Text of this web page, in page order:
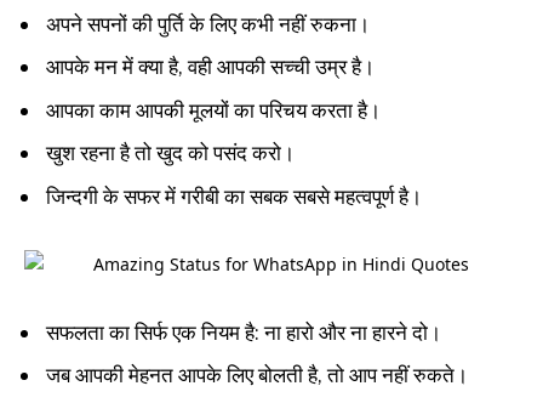
अपने सपनों की पुर्ति के लिए कभी नहीं रुकना।
आपके मन में क्या है, वही आपकी सच्ची उम्र है।
आपका काम आपकी मूलयों का परिचय करता है।
खुश रहना है तो खुद को पसंद करो।
जिन्दगी के सफर में गरीबी का सबक सबसे महत्वपूर्ण है।
सफलता का सिर्फ एक नियम है: ना हारो और ना हारने दो।
जब आपकी मेहनत आपके लिए बोलती है, तो आप नहीं रुकते।